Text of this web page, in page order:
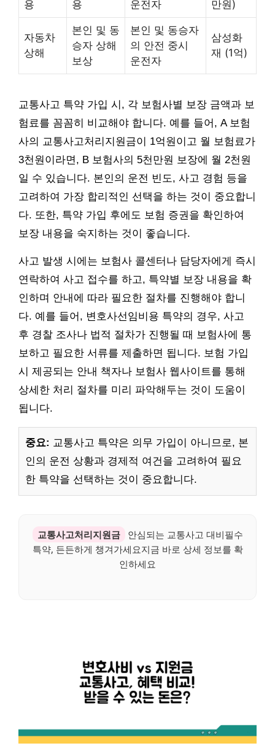
용 용 운전자 만원)
자동차
상해
본인 및 동
승자 상해
보상
본인 및 동승자
의 안전 중시
운전자
삼성화
재 (1억)
교통사고 특약 가입 시, 각 보험사별 보장 금액과 보
험료를 꼼꼼히 비교해야 합니다. 예를 들어, A 보험
사의 교통사고처리지원금이 1억원이고 월 보험료가
3천원이라면, B 보험사의 5천만원 보장에 월 2천원
일 수 있습니다. 본인의 운전 빈도, 사고 경험 등을
고려하여 가장 합리적인 선택을 하는 것이 중요합니
다. 또한, 특약 가입 후에도 보험 증권을 확인하여
보장 내용을 숙지하는 것이 좋습니다.
사고 발생 시에는 보험사 콜센터나 담당자에게 즉시
연락하여 사고 접수를 하고, 특약별 보장 내용을 확
인하며 안내에 따라 필요한 절차를 진행해야 합니
다. 예를 들어, 변호사선임비용 특약의 경우, 사고
후 경찰 조사나 법적 절차가 진행될 때 보험사에 통
보하고 필요한 서류를 제출하면 됩니다. 보험 가입
시 제공되는 안내 책자나 보험사 웹사이트를 통해
상세한 처리 절차를 미리 파악해두는 것이 도움이
됩니다.
중요: 교통사고 특약은 의무 가입이 아니므로, 본
인의 운전 상황과 경제적 여건을 고려하여 필요
한 특약을 선택하는 것이 중요합니다.
교통사고처리지원금
안심되는 교통사고 대비필수
특약, 든든하게 챙겨가세요지금 바로 상세 정보를 확
인하세요